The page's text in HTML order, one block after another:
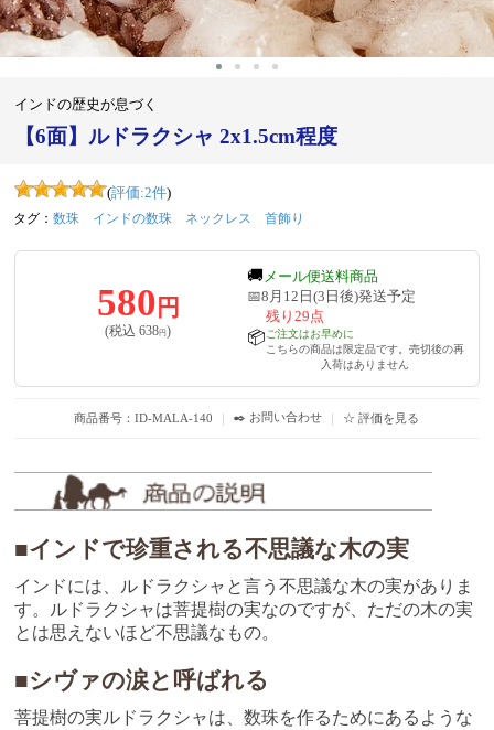
インドの歴史が息づく
【6面】ルドラクシャ 2x1.5cm程度
(評価:2件)
タグ： 数珠 インドの数珠 ネックレス 首飾り
580 円
(税込638円)
🚚 メール便送料商品
📅8月12日(3日後)発送予定
📦
残り29点
ご注文はお早めに
こちらの商品は限定品です。売切後の再
入荷はありません
商品番号：ID-MALA-140 ｜ ✒️ お問い合わせ ｜ ☆ 評価を見る
■インドで珍重される不思議な木の実
インドには、ルドラクシャと言う不思議な木の実がありま
す。ルドラクシャは菩提樹の実なのですが、ただの木の実
とは思えないほど不思議なもの。
■シヴァの涙と呼ばれる
菩提樹の実ルドラクシャは、数珠を作るためにあるような